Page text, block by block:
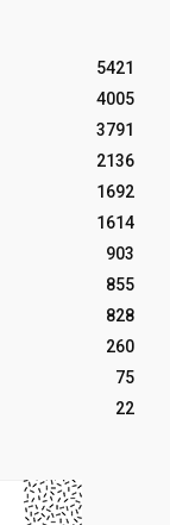
5421
4005
3791
2136
1692
1614
903
855
828
260
75
22